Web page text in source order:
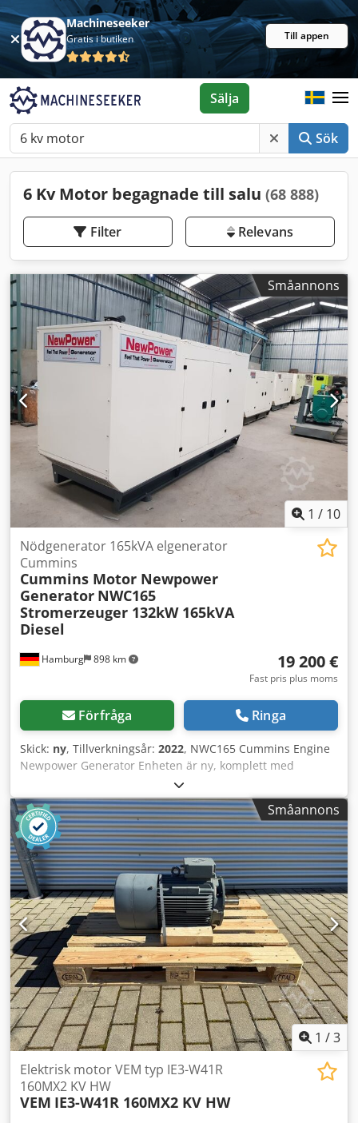
Machineseeker
Gratis i butiken Till appen
Sök
Sälja
6 Kv Motor begagnade till salu (68 888)
Filter Relevans
Småannons
1 / 10
Hamburg 898 km
Nödgenerator 165kVA elgenerator
Cummins
Cummins Motor Newpower
Generator NWC165
Stromerzeuger 132kW 165kVA
Diesel
19 200 €
Fast pris plus moms
Förfråga Ringa
Skick: ny, Tillverkningsår: 2022, NWC165 Cummins Engine
Newpower Generator Enheten är ny, komplett med
reglage, dieseltank, avgassystem och batterier. Tekniska
specifikationer Motor: Cummins 6BTAA5.9-G12, 6 cylinder,
vattenkyld Generator: Leroy Somer Kontinuerlig effekt: 120
kW / 150 kVA Max effekt: 132 kW / 165 kVA Anslutning: 4P
strömbrytare, (tillvalsuttag, valfri automatisk
överföringsomkopplare..) Chsdpfx Ahsh U Nyrs Soa
Frekvens: 50Hz Spänning: 400/230V RPM: 1500 rpm.
Dieseltank: 8-10 drifttimmar Mått (LxBxH): 3100x
1100x1745mm Vikt: 1700 kg Nätverksövervakning,
ljudisolerad Sändning: - Världsomspännande transport
inklusive lossning är möjligt mot en extra kostnad - För att
kunna ge ett exakt fraktpris, vänligen skicka mig en
förfrågan med dina uppgifter och din
Småannons
1 /3
Elektrisk motor VEM typ IE3-W41R
160MX2 KV HW
VEM IE3-W41R 160MX2 KV HW